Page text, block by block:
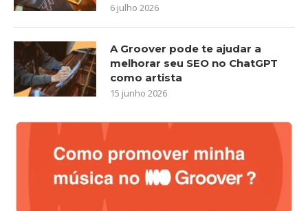
6 julho 2026
A Groover pode te ajudar a
melhorar seu SEO no ChatGPT
como artista
15 junho 2026